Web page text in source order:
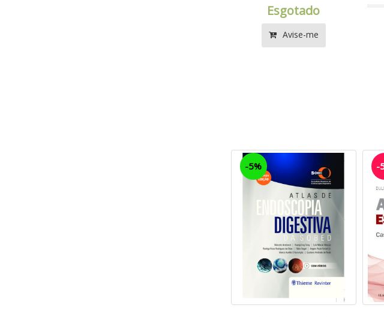
Esgotado
Avise-me
-5% -